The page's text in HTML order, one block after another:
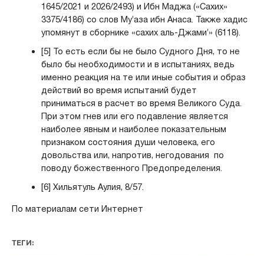
1645/2021 и 2026/2493) и Ибн Маджа («Сахих»
3375/4186) со слов Му’аза ибн Анаса. Также хадис
упомянут в сборнике «сахих аль-Джами’» (6118).
[5] То есть если бы не было Судного Дня, то не
было бы необходимости и в испытаниях, ведь
именно реакция на те или иные события и образ
действий во время испытаний будет
приниматься в расчет во время Великого Суда.
При этом гнев или его подавление является
наиболее явным и наиболее показательным
признаком состояния души человека, его
довольства или, напротив, негодования по
поводу божественного Предопределения.
[6] Хильятуль Аулия, 8/57.
По материалам сети Интернет
ТЕГИ: